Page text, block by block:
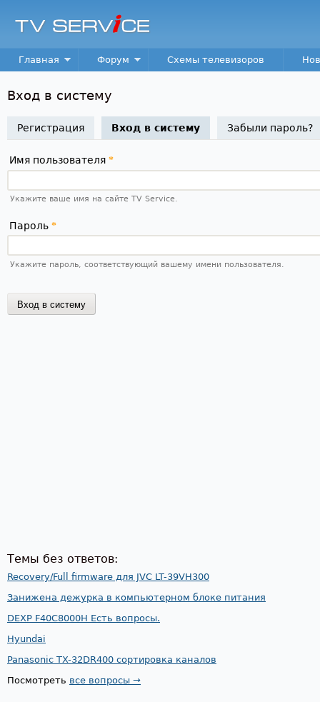
TV
Service
Main menu
Главная Форум Схемы телевизоров
Вход в систему
Регистрация Вход в систему(активная вкладка)
Забыли пароль?
Имя пользователя *
Укажите ваше имя на сайте TV Service.
Пароль *
Укажите пароль, соответствующий вашему имени пользователя.
Темы без ответов:
Recovery/Full firmware для JVC LT-39VH300
Занижена дежурка в компьютерном блоке питания
DEXP F40C8000H Есть вопросы.
Hyundai
Panasonic TX-32DR400 сортировка каналов
Посмотреть все вопросы →